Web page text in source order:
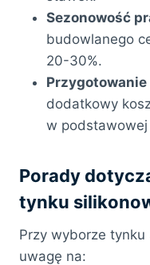
Sezonowość
budowlanego
20-30%.
Przygotowanie
dodatkowy
w
Porady
tynku
Przy wyborze
uwagę na: